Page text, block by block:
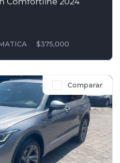
$375,000
Comparar